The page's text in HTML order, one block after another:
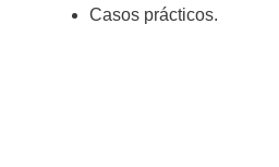
Casos prácticos.